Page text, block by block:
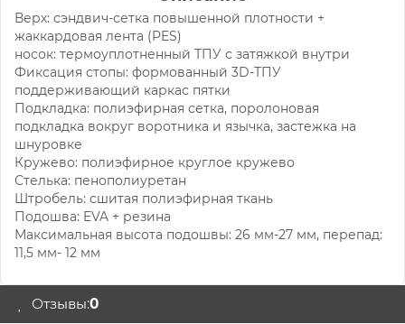
Верх: сэндвич-сетка повышенной плотности +
жаккардовая лента (PES)
носок: термоуплотненный ТПУ с затяжкой внутри
Фиксация стопы: формованный 3D-ТПУ
поддерживающий каркас пятки
Подкладка: полиэфирная сетка, поролоновая
подкладка вокруг воротника и язычка, застежка на
шнуровке
Кружево: полиэфирное круглое кружево
Стелька: пенополиуретан
Штробель: сшитая полиэфирная ткань
Подошва: EVA + резина
Максимальная высота подошвы: 26 мм-27 мм, перепад:
11,5 мм- 12 мм
Отзывы:0